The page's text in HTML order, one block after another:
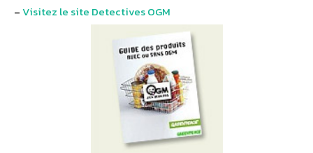
–Visitez le site Detectives OGM